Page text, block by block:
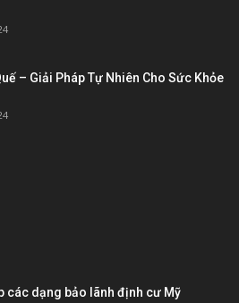
– Giải Pháp Tự Nhiên Cho Sức Khỏe
các dạng bảo lãnh định cư Mỹ